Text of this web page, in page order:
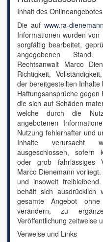
Inhalt des Onlineangebotes
Die auf www.ra-
Informationen wurden
sorgfältig bearbeitet,
angegebenen
Rechtsanwalt Marco
Richtigkeit,
der bereitgestellten
Haftungsansprüche gegen
die sich auf Schäden
welche durch die
angebotenen
Nutzung fehlerhafter und
Inhalte verursacht
ausgeschlossen, sofern
oder grob fahrlässiges
Marco Dienemann
und insoweit
behält sich
gesamte Angebot
verändern, zu
Veröffentlichung zeitweise
Verweise und Links